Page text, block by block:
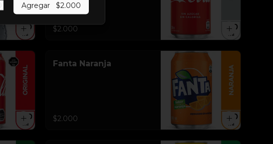
$2.000
Fanta Naranja
$2.000
Agregar $2.000